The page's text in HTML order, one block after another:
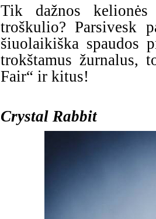
Tik dažnos
troškulio? Parsivesk
šiuolaikiška spaudos
trokštamus žurnalus,
Fair“ ir kitus!
Crystal Rabbit